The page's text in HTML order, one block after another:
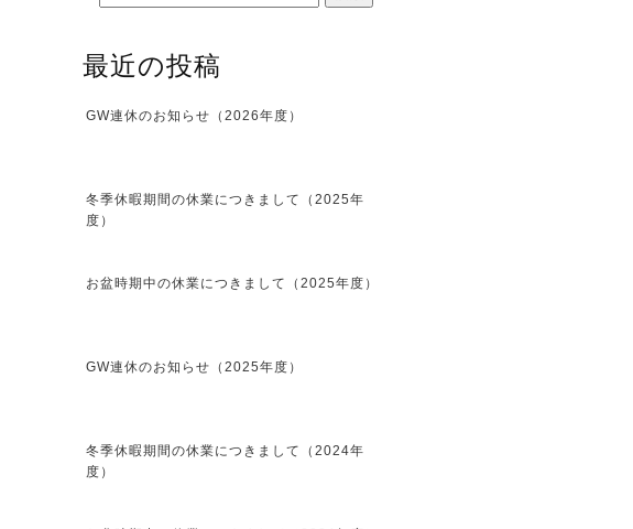
最近の投稿
GW連休のお知らせ（2026年度）
冬季休暇期間の休業につきまして（2025年
度）
お盆時期中の休業につきまして（2025年度）
GW連休のお知らせ（2025年度）
冬季休暇期間の休業につきまして（2024年
度）